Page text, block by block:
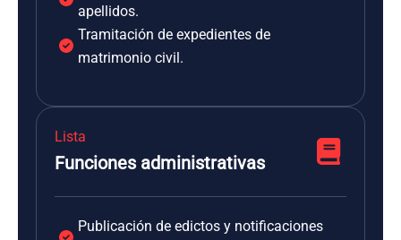
apellidos.
Tramitación de expedientes de
matrimonio civil.
Lista
Funciones administrativas
Publicación de edictos y notificaciones